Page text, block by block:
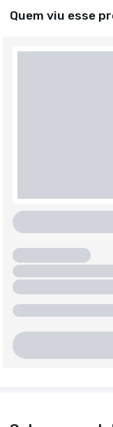
Quem viu esse